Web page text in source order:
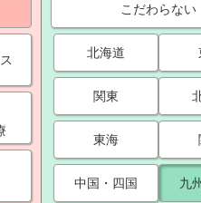
こだわらない
北海道
関東
東海
中国・四国 九